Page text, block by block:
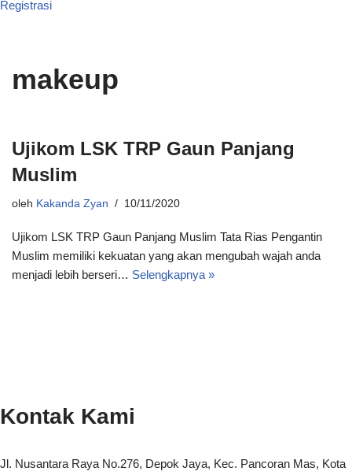
Registrasi
makeup
Ujikom LSK TRP Gaun Panjang
Muslim
oleh Kakanda Zyan 10/11/2020
Ujikom LSK TRP Gaun Panjang Muslim Tata Rias Pengantin
Muslim memiliki kekuatan yang akan mengubah wajah anda
menjadi lebih berseri… Selengkapnya »
Kontak Kami
Jl. Nusantara Raya No.276, Depok Jaya, Kec. Pancoran Mas, Kota